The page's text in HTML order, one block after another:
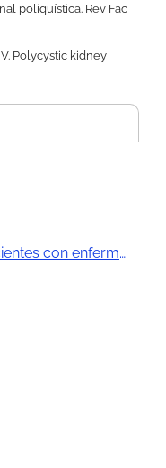
poliquística. Rev Fac
Polycystic kidney
Trasplante renal en pacientes con enfermedad renal poliquística